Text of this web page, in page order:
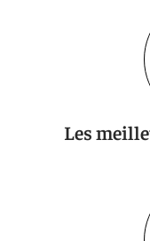
Les